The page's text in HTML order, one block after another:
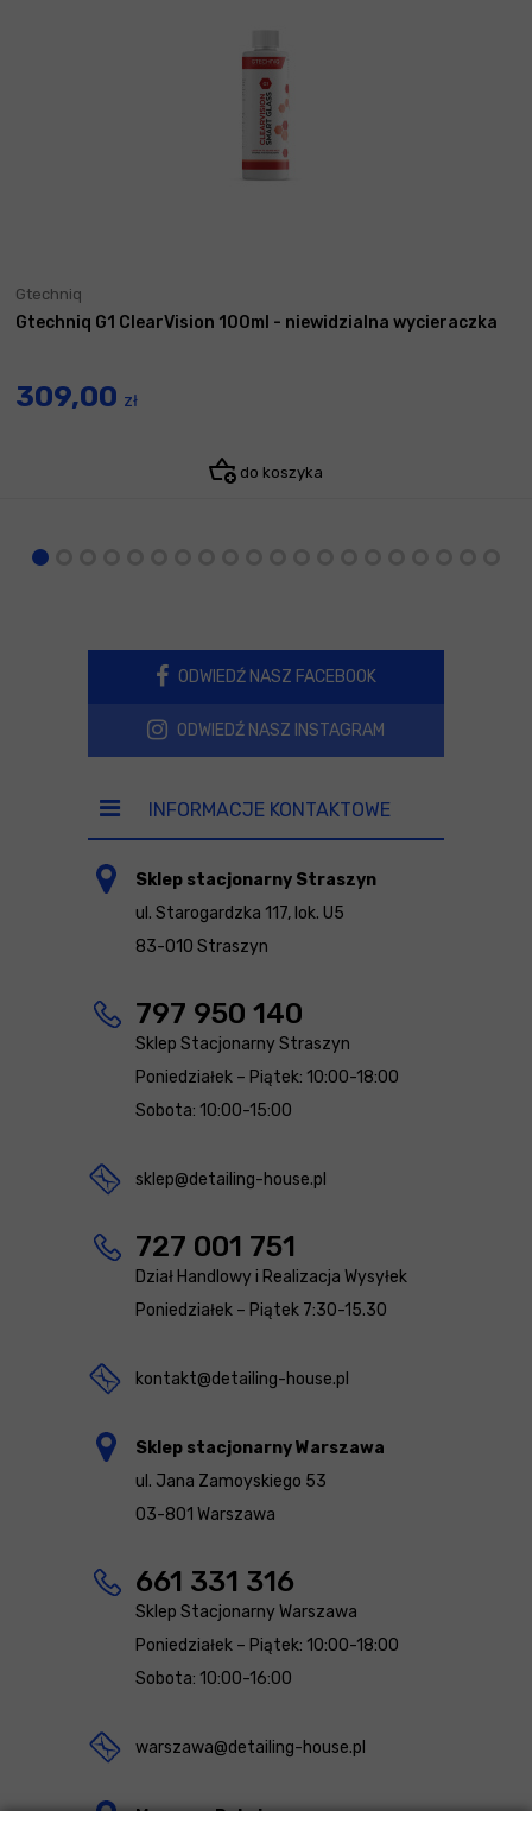
Gtechniq
Gtechniq G1 ClearVision 100ml - niewidzialna wycieraczka
309,00 zł
do koszyka
ODWIEDŹ NASZ FACEBOOK
ODWIEDŹ NASZ INSTAGRAM
INFORMACJE KONTAKTOWE
Sklep stacjonarny Straszyn
ul. Starogardzka 117, lok. U5
83-010 Straszyn
797 950 140
Sklep Stacjonarny Straszyn
Poniedziałek – Piątek: 10:00-18:00
Sobota: 10:00-15:00
sklep@detailing-house.pl
727 001 751
Dział Handlowy i Realizacja Wysyłek
Poniedziałek – Piątek 7:30-15.30
kontakt@detailing-house.pl
Sklep stacjonarny Warszawa
ul. Jana Zamoyskiego 53
03-801 Warszawa
661 331 316
Sklep Stacjonarny Warszawa
Poniedziałek – Piątek: 10:00-18:00
Sobota: 10:00-16:00
warszawa@detailing-house.pl
Magazyn Rekcin